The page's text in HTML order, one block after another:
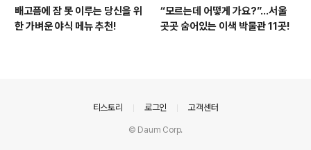
배고픔에 잠 못 이루는 당신을 위
한 가벼운 야식 메뉴 추천!
“모르는데 어떻게 가요?”...서울
곳곳 숨어있는 이색 박물관 11곳!
티스토리 로그인 고객센터
© Daum Corp.